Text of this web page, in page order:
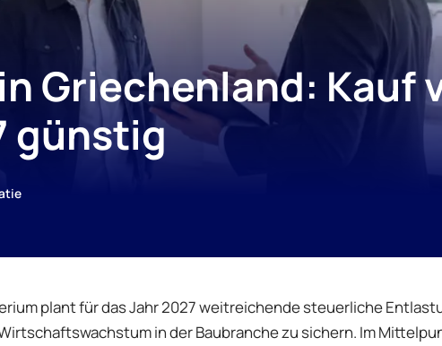
Griechenland: Kauf
günstig
plant für das Jahr 2027 weitreichende steuerliche
in der Baubranche zu sichern. Im